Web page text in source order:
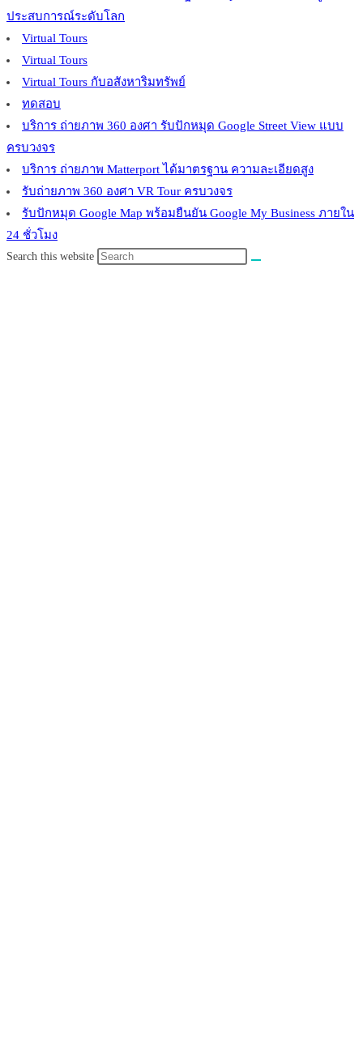
ประสบการณ์ระดับโลก
Virtual Tours
Virtual Tours
Virtual Tours กับอสังหาริมทรัพย์
ทดสอบ
บริการ ถ่ายภาพ 360 องศา รับปักหมุด Google Street View แบบ
ครบวงจร
บริการ ถ่ายภาพ Matterport ได้มาตรฐาน ความละเอียดสูง
รับถ่ายภาพ 360 องศา VR Tour ครบวงจร
รับปักหมุด Google Map พร้อมยืนยัน Google My Business ภายใน
24 ชั่วโมง
Search this website